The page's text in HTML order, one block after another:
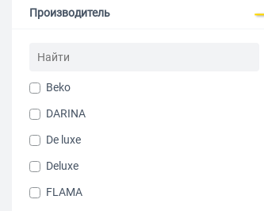
Производитель
Beko
DARINA
De luxe
Deluxe
FLAMA